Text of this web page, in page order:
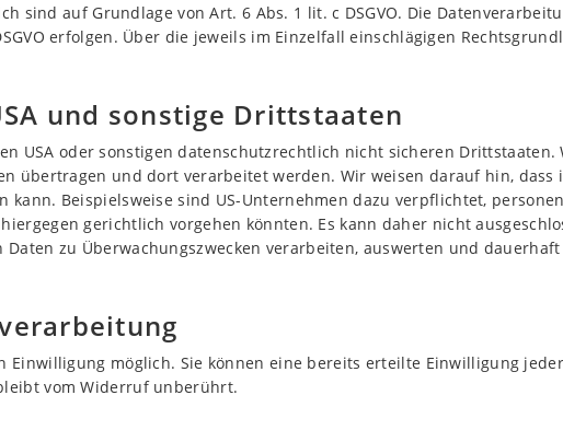
auf Grundlage von Art. 6 Abs. 1 lit. c DSGVO. Die
erfolgen. Über die jeweils im Einzelfall einschlägigen
und sonstige Drittstaaten
USA oder sonstigen datenschutzrechtlich nicht sicheren Drittstaaten.
übertragen und dort verarbeitet werden. Wir weisen darauf hin, dass
Beispielsweise sind US-Unternehmen dazu verpflichtet,
gerichtlich vorgehen könnten. Es kann daher nicht
zu Überwachungszwecken verarbeiten, auswerten und
möglich. Sie können eine bereits erteilte Einwilligung
vom Widerruf unberührt.